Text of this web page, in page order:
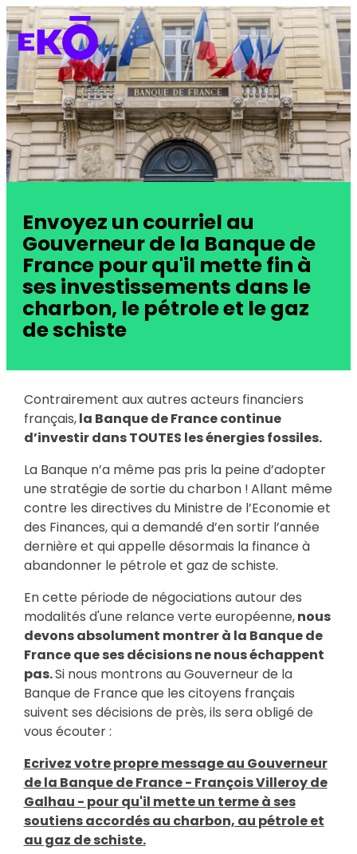
Envoyez un courriel au
Gouverneur de la Banque de
France pour qu'il mette fin à
ses investissements dans le
charbon, le pétrole et le gaz
de schiste
Contrairement aux autres acteurs financiers
français,la Banque de France continue
d’investir dans TOUTES les énergies fossiles.
La Banque n’a même pas pris la peine d’adopter
une stratégie de sortie du charbon !Allant même
contre les directives du Ministre de l’Economie et
des Finances, qui a demandé d’en sortir l’année
dernière et qui appelle désormais la finance à
abandonner le pétrole et gaz de schiste.
En cette période de négociations autour des
modalités d'une relance verte européenne,nous
devons absolument montrer à la Banque de
France que ses décisions ne nous échappent
pas.Si nous montrons au Gouverneur de la
Banque de France que les citoyens français
suivent ses décisions de près, ils sera obligé de
vous écouter :
Ecrivez votre propre message au Gouverneur
de la Banque de France - François Villeroy de
Galhau - pour qu'il mette un terme à ses
soutiens accordés au charbon, au pétrole et
au gaz de schiste.